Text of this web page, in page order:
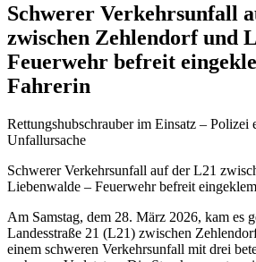
Schwerer Verkehrsunfall
zwischen Zehlendorf und
Feuerwehr befreit
Fahrerin
Rettungshubschrauber im Einsatz – Polizei
Unfallursache
Schwerer Verkehrsunfall auf der L21
Liebenwalde – Feuerwehr befreit
Am Samstag, dem 28. März 2026, kam es
Landesstraße 21 (L21) zwischen
einem schweren Verkehrsunfall mit drei